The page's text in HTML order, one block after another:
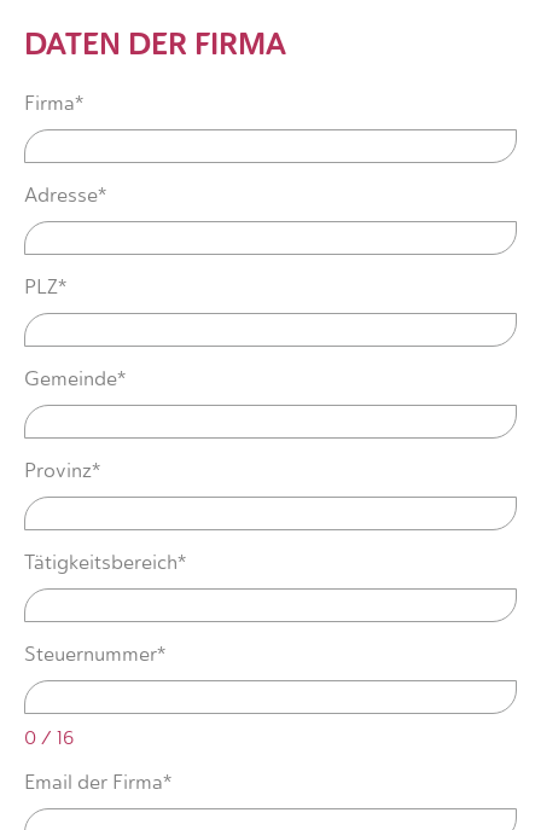
DATEN DER FIRMA
Firma*
Adresse*
PLZ*
Gemeinde*
Provinz*
Tätigkeitsbereich*
Steuernummer*
0 / 16
Email der Firma*